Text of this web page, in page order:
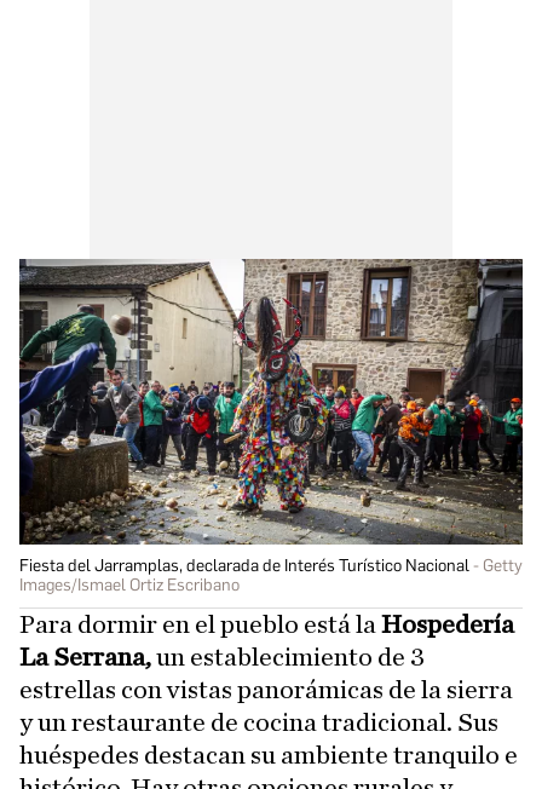
Fiesta del Jarramplas, declarada de Interés Turístico Nacional
Getty
Images/Ismael Ortiz Escribano
Para dormir en el pueblo está la Hospedería
La Serrana,un establecimiento de 3
estrellas con vistas panorámicas de la sierra
y un restaurante de cocina tradicional. Sus
huéspedes destacan su ambiente tranquilo e